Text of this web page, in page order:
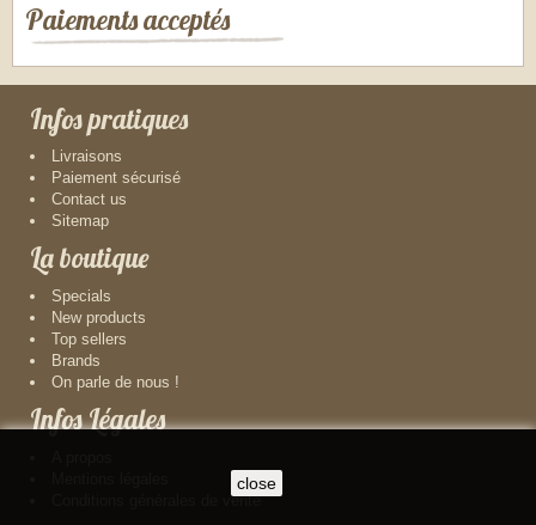
close
Paiements acceptés
Infos pratiques
Livraisons
Paiement sécurisé
Contact us
Sitemap
La boutique
Specials
New products
Top sellers
Brands
On parle de nous !
Infos Légales
Conditions générales de vente